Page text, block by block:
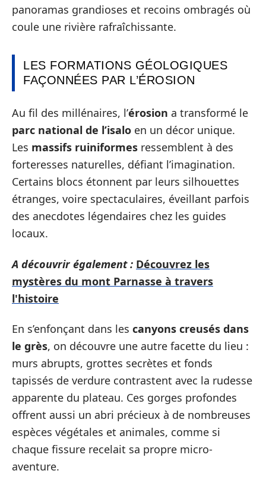
panoramas grandioses et recoins ombragés où
coule une rivière rafraîchissante.
LES FORMATIONS GÉOLOGIQUES
FAÇONNÉES PAR L’ÉROSION
Au fil des millénaires, l’érosion a transformé le
parc national de l’isalo en un décor unique.
Les massifs ruiniformes ressemblent à des
forteresses naturelles, défiant l’imagination.
Certains blocs étonnent par leurs silhouettes
étranges, voire spectaculaires, éveillant parfois
des anecdotes légendaires chez les guides
locaux.
A découvrir également : Découvrez les
mystères du mont Parnasse à travers
l'histoire
En s’enfonçant dans les canyons creusés dans
le grès, on découvre une autre facette du lieu :
murs abrupts, grottes secrètes et fonds
tapissés de verdure contrastent avec la rudesse
apparente du plateau. Ces gorges profondes
offrent aussi un abri précieux à de nombreuses
espèces végétales et animales, comme si
chaque fissure recelait sa propre micro-
aventure.